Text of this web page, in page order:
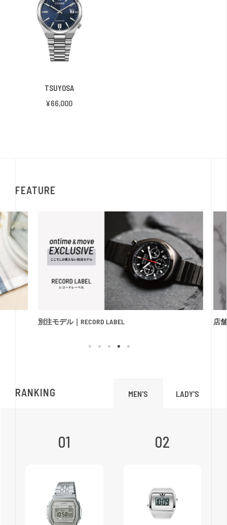
TSUYOSA
¥66,000
FEATURE
別注モデル｜RECORD LABEL 店
RANKING MEN'S LADY'S
01 02